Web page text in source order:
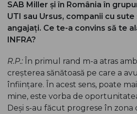
SAB Miller și în România în
UTI sau Ursus, companii cu sute
angajați. Ce te-a convins să te
INFRA?
R.P.: În primul rand m-a atras
creșterea sănătoasă pe care a
înființare. În acest sens, poate
mine, este vorba de
Deși s-au făcut progrese în zona